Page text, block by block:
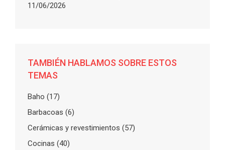
11/06/2026
TAMBIÉN HABLAMOS SOBRE ESTOS
TEMAS
Baho (17)
Barbacoas (6)
Cerámicas y revestimientos (57)
Cocinas (40)